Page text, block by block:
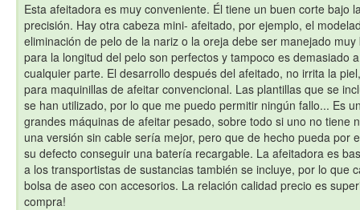
Esta afeitadora es muy conveniente. Él tiene un buen corte bajo
precisión. Hay otra cabeza mini- afeitado, por ejemplo, el
eliminación de pelo de la nariz o la oreja debe ser manejado
para la longitud del pelo son perfectos y tampoco es demasiado
cualquier parte. El desarrollo después del afeitado, no irrita la
para maquinillas de afeitar convencional. Las plantillas que se
se han utilizado, por lo que me puedo permitir ningún fallo... Es
grandes máquinas de afeitar pesado, sobre todo si uno no tiene
una versión sin cable sería mejor, pero que de hecho pueda por
su defecto conseguir una batería recargable. La afeitadora es
a los transportistas de sustancias también se incluye, por lo que
bolsa de aseo con accesorios. La relación calidad precio es
compra!